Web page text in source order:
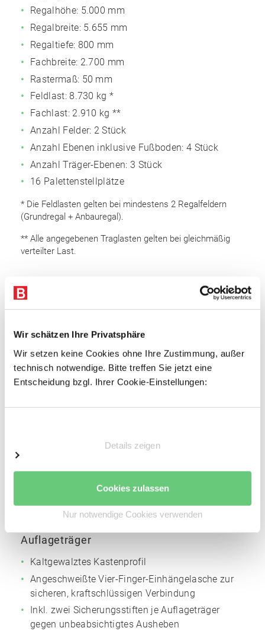
Wir schätzen Ihre Privatsphäre
Wir setzen keine Cookies ohne Ihre Zustimmung, außer
technisch notwendige. Bitte treffen Sie jetzt eine
Entscheidung bzgl. Ihrer Cookie-Einstellungen:
Details zeigen
Cookies zulassen
Nur notwendige Cookies verwenden
Regalhöhe: 5.000 mm
Regalbreite: 5.655 mm
Regaltiefe: 800 mm
Fachbreite: 2.700 mm
Rastermaß: 50 mm
Feldlast:8.730 kg *
Fachlast: 2.910 kg **
Anzahl Felder: 2 Stück
Anzahl Ebenen inklusive Fußboden: 4 Stück
Anzahl Träger-Ebenen: 3 Stück
16 Palettenstellplätze
* Die Feldlasten gelten bei mindestens 2 Regalfeldern
(Grundregal + Anbauregal).
** Alle angegebenen Traglasten gelten bei gleichmäßig
verteilter Last.
Bodenanker
Sicherungsstifte
Rahmen
Omega Rahmenprofil
Profilbreite: 85 mm
Oberfläche pulverbeschichtet:Silbergrau
S4005
Auflageträger
Kaltgewalztes Kastenprofil
Angeschweißte Vier-Finger-Einhängelasche zur
sicheren, kraftschlüssigen Verbindung
Inkl. zwei Sicherungsstiften je Auflageträger
gegen unbeabsichtigtes Ausheben